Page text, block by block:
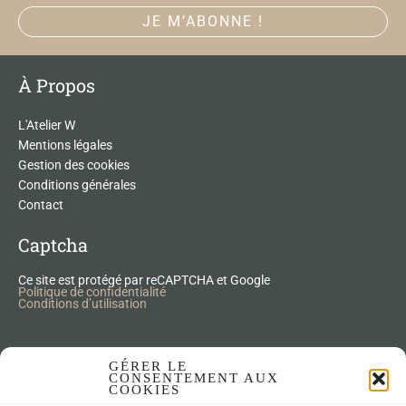
GÉRER LE
CONSENTEMENT AUX
COOKIES
À Propos
L'Atelier W
Mentions légales
Gestion des cookies
Conditions générales
Contact
Captcha
Ce site est protégé par reCAPTCHA et Google
Politique de confidentialité
Conditions d’utilisation
Nos Produits Upcycling